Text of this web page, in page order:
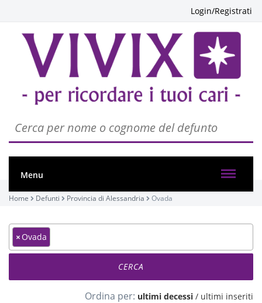
Login/Registrati
Menu
Home Defunti Provincia di Alessandria Ovada
×Ovada
Ordina per: ultimi decessi / ultimi inseriti